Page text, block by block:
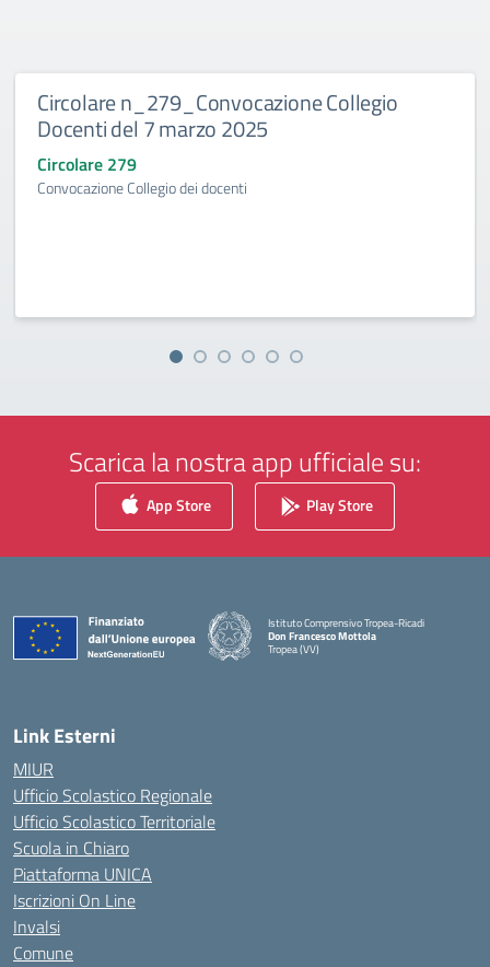
Circolare n_279_Convocazione Collegio
Docenti del 7 marzo 2025
Circolare 279
Convocazione Collegio dei docenti
Scarica la nostra app ufficiale su:
App Store Play Store
Istituto Comprensivo Tropea-Ricadi
Don Francesco Mottola
Tropea (VV)
— Visita la pagina iniziale della scuola
Link Esterni
MIUR
Ufficio Scolastico Regionale
Ufficio Scolastico Territoriale
Scuola in Chiaro
Piattaforma UNICA
Iscrizioni On Line
Invalsi
Comune